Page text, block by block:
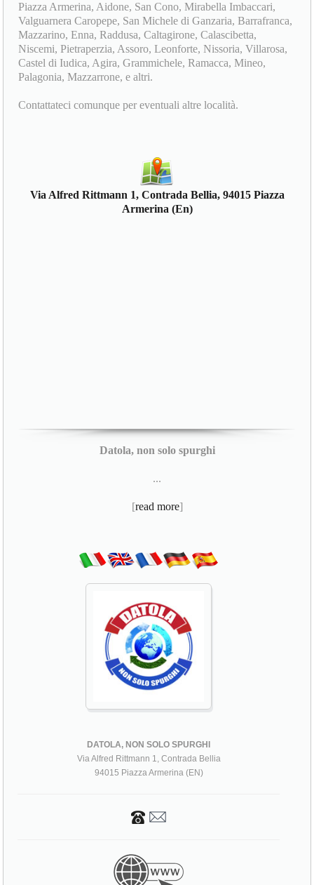
Piazza Armerina, Aidone, San Cono, Mirabella Imbaccari,
Valguarnera Caropepe, San Michele di Ganzaria, Barrafranca,
Mazzarino, Enna, Raddusa, Caltagirone, Calascibetta,
Niscemi, Pietraperzia, Assoro, Leonforte, Nissoria, Villarosa,
Castel di Iudica, Agira, Grammichele, Ramacca, Mineo,
Palagonia, Mazzarrone, e altri.
Contattateci comunque per eventuali altre località.
Via Alfred Rittmann 1, Contrada Bellia, 94015 Piazza
Armerina (En)
Datola, non solo spurghi
...
[read more]
DATOLA, NON SOLO SPURGHI
Via Alfred Rittmann 1, Contrada Bellia
94015 Piazza Armerina (EN)